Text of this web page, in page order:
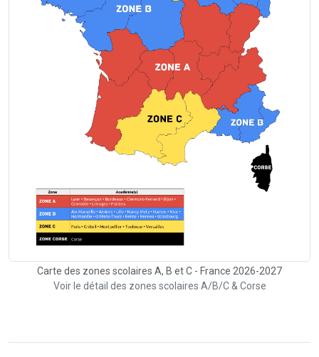
Carte des zones scolaires A, B et C - France 2026-2027
Voir le détail des zones scolaires A/B/C & Corse